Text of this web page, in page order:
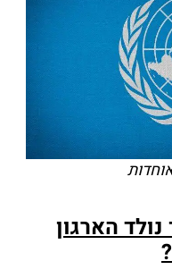
הארגון